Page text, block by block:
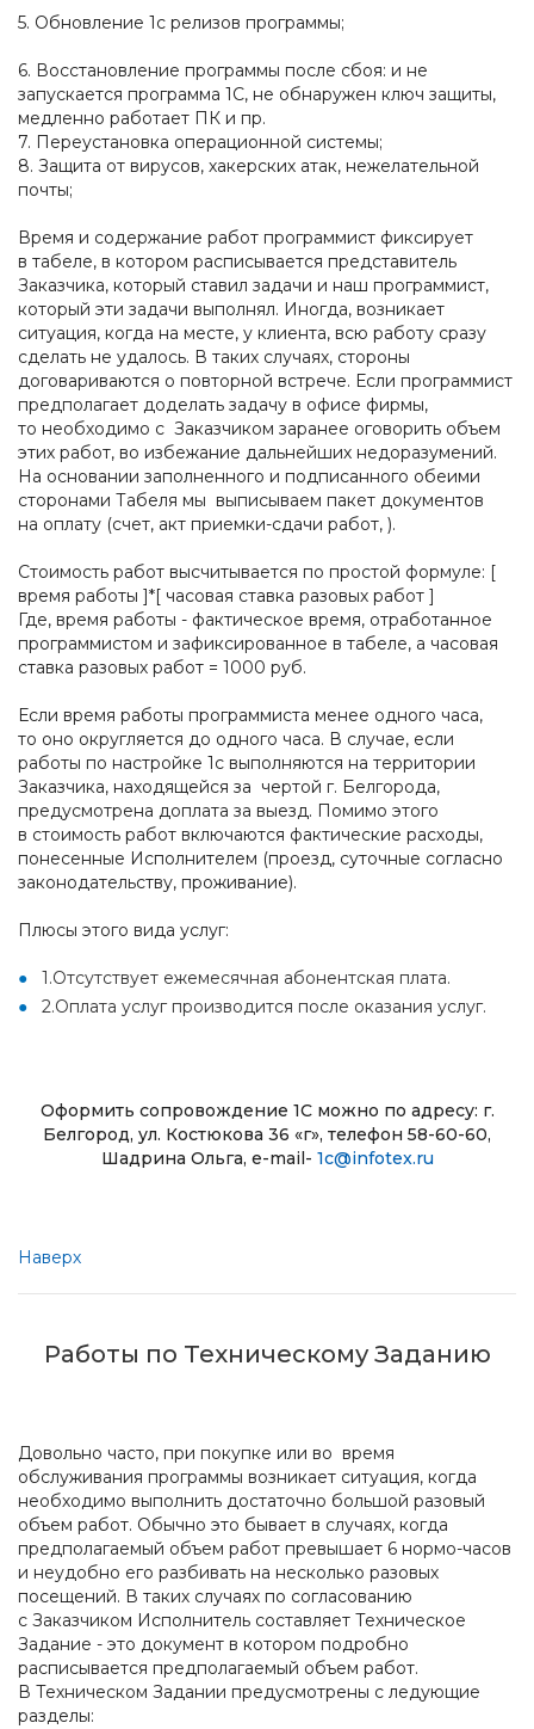
5. Обновление 1с релизов программы;
6. Восстановление программы после сбоя: и не
запускается программа 1С, не обнаружен ключ защиты,
медленно работает ПК и пр.
7. Переустановка операционной системы;
8. Защита от вирусов, хакерских атак, нежелательной
почты;
Время и содержание работ программист фиксирует
в табеле, в котором расписывается представитель
Заказчика, который ставил задачи и наш программист,
который эти задачи выполнял. Иногда, возникает
ситуация, когда на месте, у клиента, всю работу сразу
сделать не удалось. В таких случаях, стороны
договариваются о повторной встрече. Если программист
предполагает доделать задачу в офисе фирмы,
то необходимо с Заказчиком заранее оговорить объем
этих работ, во избежание дальнейших недоразумений.
На основании заполненного и подписанного обеими
сторонами Табеля мы выписываем пакет документов
на оплату (счет, акт приемки-сдачи работ, ).
Стоимость работ высчитывается по простой формуле: [
время работы ]*[ часовая ставка разовых работ ]
Где, время работы - фактическое время, отработанное
программистом и зафиксированное в табеле, а часовая
ставка разовых работ = 1000 руб.
Если время работы программиста менее одного часа,
то оно округляется до одного часа. В случае, если
работы по настройке 1с выполняются на территории
Заказчика, находящейся за чертой г. Белгорода,
предусмотрена доплата за выезд. Помимо этого
в стоимость работ включаются фактические расходы,
понесенные Исполнителем (проезд, суточные согласно
законодательству, проживание).
Плюсы этого вида услуг:
1.Отсутствует ежемесячная абонентская плата.
2.Оплата услуг производится после оказания услуг.
Оформить сопровождение 1С можно по адресу: г.
Белгород, ул. Костюкова 36 «г», телефон 58-60-60,
Шадрина Ольга, e-mail- 1c@infotex.ru
Наверх
Работы по Техническому Заданию
Довольно часто, при покупке или во время
обслуживания программы возникает ситуация, когда
необходимо выполнить достаточно большой разовый
объем работ. Обычно это бывает в случаях, когда
предполагаемый объем работ превышает 6 нормо-часов
и неудобно его разбивать на несколько разовых
посещений. В таких случаях по согласованию
с Заказчиком Исполнитель составляет Техническое
Задание - это документ в котором подробно
расписывается предполагаемый объем работ.
В Техническом Задании предусмотрены с ледующие
разделы: